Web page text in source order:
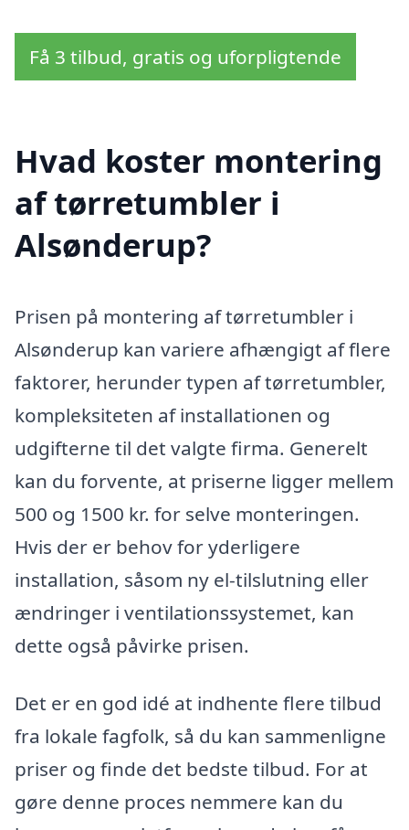
Få 3 tilbud, gratis og uforpligtende
Hvad koster montering
af tørretumbler i
Alsønderup?
Prisen på montering af tørretumbler i
Alsønderup kan variere afhængigt af flere
faktorer, herunder typen af tørretumbler,
kompleksiteten af installationen og
udgifterne til det valgte firma. Generelt
kan du forvente, at priserne ligger mellem
500 og 1500 kr. for selve monteringen.
Hvis der er behov for yderligere
installation, såsom ny el-tilslutning eller
ændringer i ventilationssystemet, kan
dette også påvirke prisen.
Det er en god idé at indhente flere tilbud
fra lokale fagfolk, så du kan sammenligne
priser og finde det bedste tilbud. For at
gøre denne proces nemmere kan du